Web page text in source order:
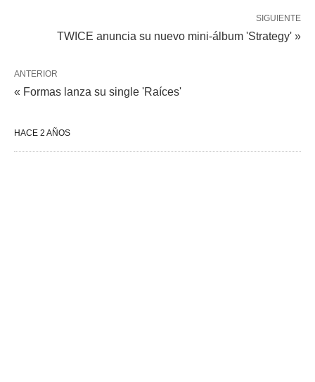
SIGUIENTE
TWICE anuncia su nuevo mini-álbum 'Strategy' »
ANTERIOR
« Formas lanza su single 'Raíces'
HACE 2 AÑOS